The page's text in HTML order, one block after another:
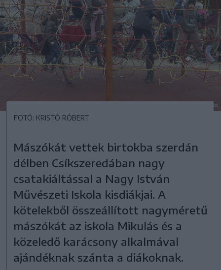
FOTÓ: KRISTÓ RÓBERT
Mászókát vettek birtokba szerdán
délben Csíkszeredában nagy
csatakiáltással a Nagy István
Művészeti Iskola kisdiákjai. A
kötelekből összeállított nagyméretű
mászókát az iskola Mikulás és a
közeledő karácsony alkalmával
ajándéknak szánta a diákoknak.